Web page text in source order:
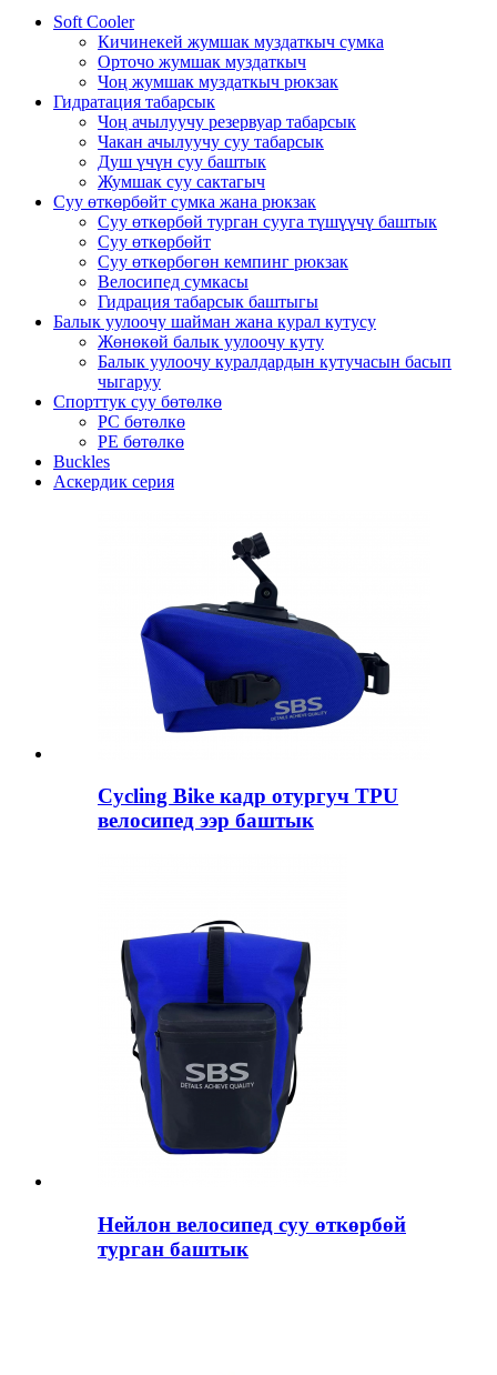
Soft Cooler
Кичинекей жумшак муздаткыч сумка
Орточо жумшак муздаткыч
Чоң жумшак муздаткыч рюкзак
Гидратация табарсык
Чоң ачылуучу резервуар табарсык
Чакан ачылуучу суу табарсык
Душ үчүн суу баштык
Жумшак суу сактагыч
Суу өткөрбөйт сумка жана рюкзак
Суу өткөрбөй турган сууга түшүүчү баштык
Суу өткөрбөйт
Суу өткөрбөгөн кемпинг рюкзак
Велосипед сумкасы
Гидрация табарсык баштыгы
Балык уулоочу шайман жана курал кутусу
Жөнөкөй балык уулоочу куту
Балык уулоочу куралдардын кутучасын басып
чыгаруу
Спорттук суу бөтөлкө
PC бөтөлкө
PE бөтөлкө
Buckles
Аскердик серия
Cycling Bike кадр отургуч TPU
велосипед ээр баштык
Нейлон велосипед суу өткөрбөй
турган баштык